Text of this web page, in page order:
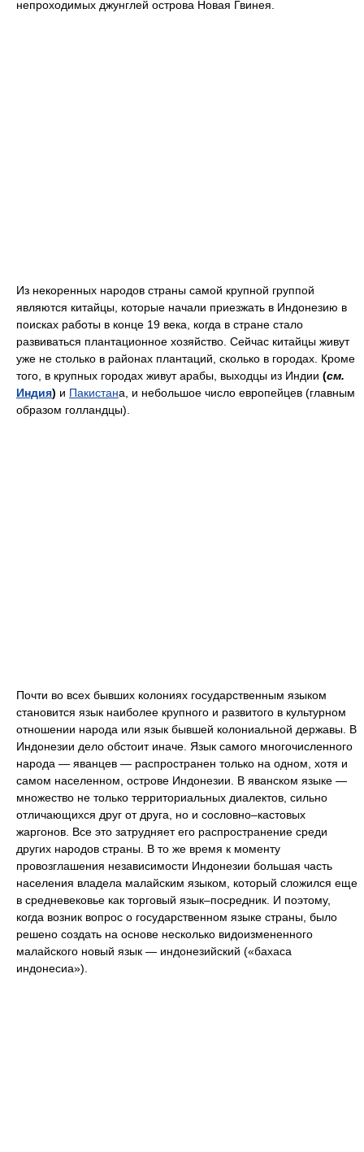
непроходимых джунглей острова Новая Гвинея.
Из некоренных народов страны самой крупной группой
являются китайцы, которые начали приезжать в Индонезию в
поисках работы в конце 19 века, когда в стране стало
развиваться плантационное хозяйство. Сейчас китайцы живут
уже не столько в районах плантаций, сколько в городах. Кроме
того, в крупных городах живут арабы, выходцы из Индии (см.
Индия) и Пакистана, и небольшое число европейцев (главным
образом голландцы).
Почти во всех бывших колониях государственным языком
становится язык наиболее крупного и развитого в культурном
отношении народа или язык бывшей колониальной державы. В
Индонезии дело обстоит иначе. Язык самого многочисленного
народа — яванцев — распространен только на одном, хотя и
самом населенном, острове Индонезии. В яванском языке —
множество не только территориальных диалектов, сильно
отличающихся друг от друга, но и сословно–кастовых
жаргонов. Все это затрудняет его распространение среди
других народов страны. В то же время к моменту
провозглашения независимости Индонезии большая часть
населения владела малайским языком, который сложился еще
в средневековье как торговый язык–посредник. И поэтому,
когда возник вопрос о государственном языке страны, было
решено создать на основе несколько видоизмененного
малайского новый язык — индонезийский («бахаса
индонесиа»).